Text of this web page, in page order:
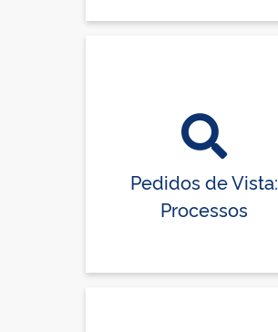
Pedidos de Vista:
Processos